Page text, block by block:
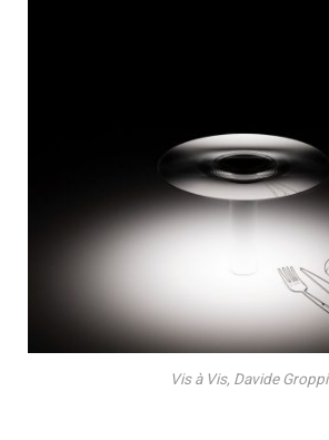
Vis à Vis, Davide Groppi